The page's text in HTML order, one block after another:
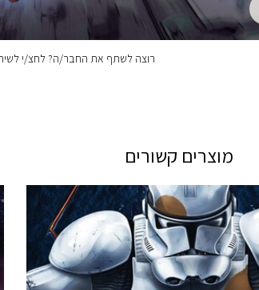
רוצה לשתף את החבר/ה? לחצ/י
מוצרים קשורים